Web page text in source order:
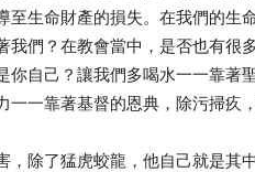
至生命財產的損失。在我們的生
我們？在教會當中，是否也有很
你自己？讓我們多喝水一一靠著
一一靠著基督的恩典，除污掃疚
，除了猛虎蛟龍，他自己就是其